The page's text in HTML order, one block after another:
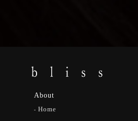
About
Home